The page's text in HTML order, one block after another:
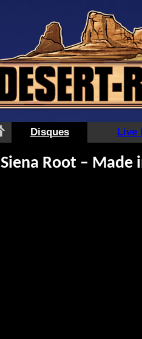
Disques Live
Siena Root – Made